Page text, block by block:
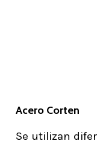
Acero Corten
Se utilizan